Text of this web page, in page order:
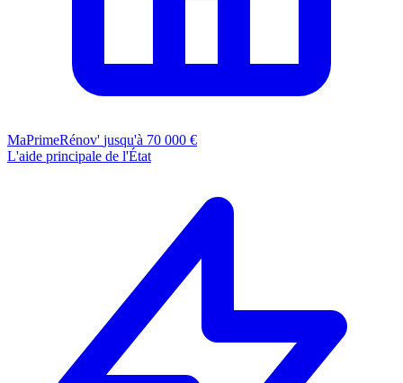
MaPrimeRénov' jusqu'à 70 000 €
L'aide principale de l'État